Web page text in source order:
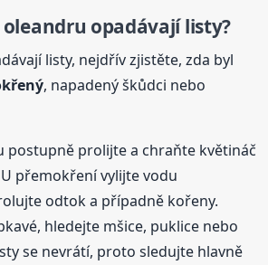
oleandru opadávají listy?
listy, nejdřív zjistěte, zda byl
, napadený škůdci nebo
postupně prolijte a chraňte květináč
přemokření vylijte vodu
odtok a případně kořeny.
hledejte mšice, puklice nebo
se nevrátí, proto sledujte hlavně